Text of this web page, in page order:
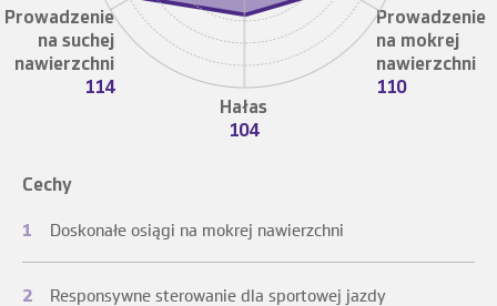
Prowadzenie
na mokrej
nawierzchni
110
Hałas
104
Prowadzenie
na suchej
nawierzchni
114
Cechy
1
Doskonałe osiągi na mokrej nawierzchni
2 Responsywne sterowanie dla sportowej jazdy